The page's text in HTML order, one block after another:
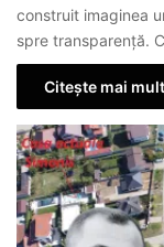
construit imaginea
spre transparență.
Citește mai mult